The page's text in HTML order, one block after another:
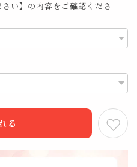
い】の内容をご確認くださ
る